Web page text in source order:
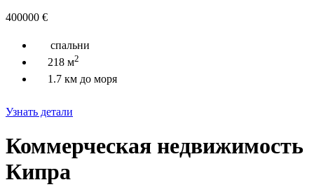
400000 €
спальни
218 м2
1.7 км до моря
Узнать детали
Коммерческая недвижимость
Кипра